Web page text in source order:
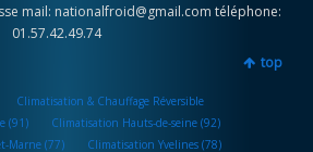
mail: nationalfroid@gmail.com téléphone:
01.57.42.49.74
top
Climatisation & Chauffage Réversible
(91)
Climatisation Hauts-de-seine (92)
Marne (77)
Climatisation Yvelines (78)